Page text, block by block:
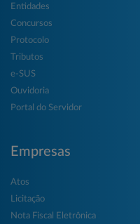
Entidades
Concursos
Protocolo
Tributos
e-SUS
Ouvidoria
Portal do Servidor
Empresas
Atos
Licitação
Nota Fiscal Eletrônica